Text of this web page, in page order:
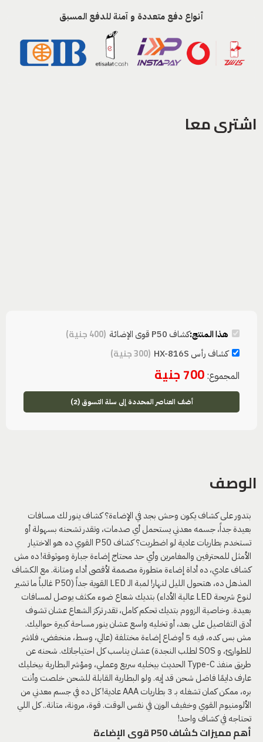
أنواع دفع متعددة و آمنة للدفع المسبق
اشترى معا
هذا المنتج:كشاف P50 قوى الإضائة (
400جنية)
كشاف رأس HX-816S (
300جنية)
المجموع: 700جنية
أضف العناصر المحددة إلى سلة التسوق (2)
الوصف
بتدور على كشاف يكون وحش بجد في الإضاءة؟ كشاف ينور لك مسافات
بعيدة جداً، جسمه معدني يستحمل أي صدمات، وتقدر تشحنه بسهولة أو
تستخدم بطاريات عادية لو اضطريت؟ كشاف P50 القوي ده هو الاختيار
الأمثل للمحترفين والمغامرين وأي حد محتاج إضاءة جبارة وموثوقة! ده مش
كشاف عادي، ده أداة إضاءة متطورة مصممة لأقصى أداء ومتانة. مع الكشاف
المذهل ده، هتحول الليل لنهار! لمبة الـ LED القوية جداً (P50 غالباً ما تشير
لنوع شريحة LED عالية الأداء) بتديك شعاع ضوء مكثف يوصل لمسافات
بعيدة. وخاصية الزووم بتديك تحكم كامل، تقدر تركز الشعاع عشان تشوف
أدق التفاصيل على بعد، أو تخليه واسع عشان ينور مساحة كبيرة حواليك.
مش بس كده، فيه 5 أوضاع إضاءة مختلفة (عالي، وسط، منخفض، فلاشر
للطوارئ، و SOS لطلب النجدة) عشان يناسب كل احتياجاتك. شحنه عن
طريق منفذ Type-C الحديث بيخليه سريع وعملي، ومؤشر البطارية بيخليك
عارف دايمًا فاضل شحن قد إيه. ولو البطارية القابلة للشحن خلصت وأنت
بره، ممكن كمان تشغله بـ 3 بطاريات AAA عادية! كل ده في جسم معدني من
الألومنيوم القوي وخفيف الوزن في نفس الوقت. قوة، مرونة، متانة.. كل اللي
تحتاجه في كشاف واحد!
أهم مميزات كشاف P50 قوى الإضاءة